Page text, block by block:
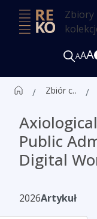
Zbiory
AAA
Zbiór czasopism ALK
Public
Digital
2026Artykuł